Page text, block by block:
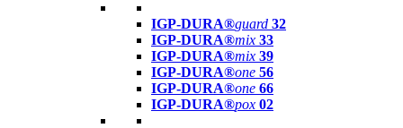
IGP-DURA®guard 32
IGP-DURA®mix 33
IGP-DURA®mix 39
IGP-DURA®one 56
IGP-DURA®one 66
IGP-DURA®pox 02